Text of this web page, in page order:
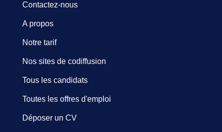
Contactez-nous
A propos
Notre tarif
Nos sites de codiffusion
Tous les candidats
Toutes les offres d'emploi
Déposer un CV